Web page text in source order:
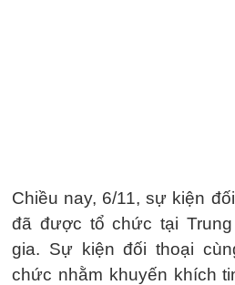
Chiều nay, 6/11, sự kiện
đã được tổ chức tại
gia. Sự kiện đối thoại
chức nhằm khuyến khích